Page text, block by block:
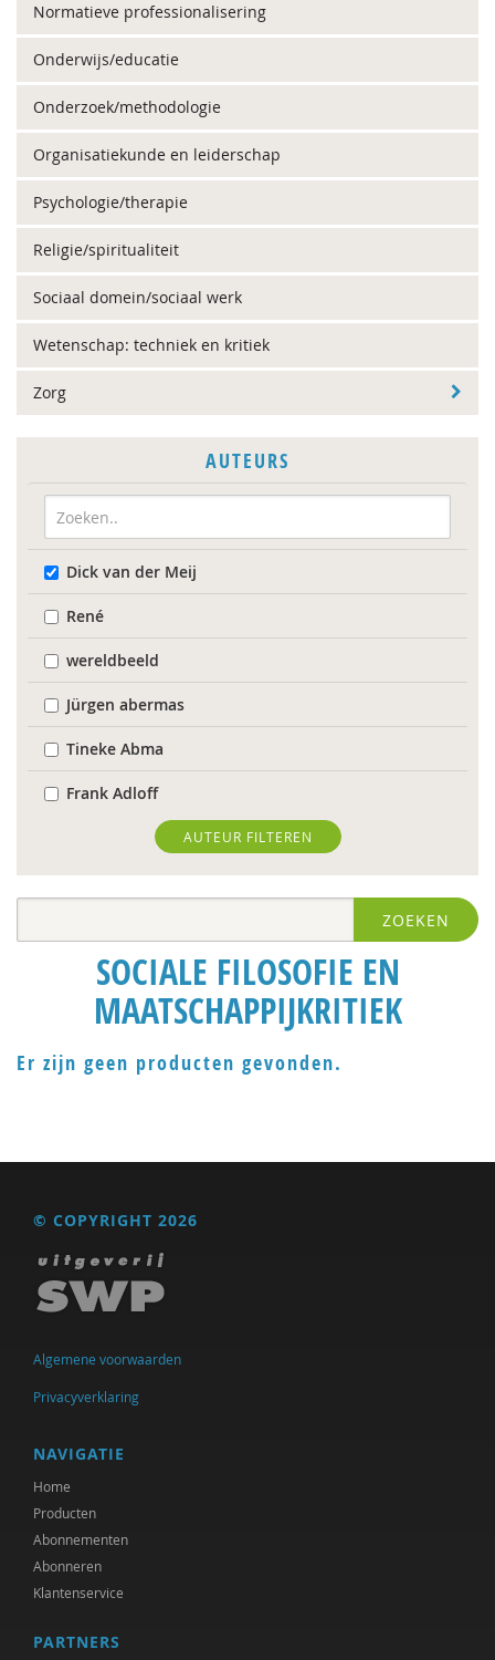
Normatieve professionalisering
Onderwijs/educatie
Onderzoek/methodologie
Organisatiekunde en leiderschap
Psychologie/therapie
Religie/spiritualiteit
Sociaal domein/sociaal werk
Wetenschap: techniek en kritiek
Zorg
AUTEURS
Dick van der Meij
René
wereldbeeld
Jürgen abermas
Tineke Abma
Frank Adloff
Jyotsna Agnihotri Gupta
Hans Alma
Koen Arts
Jan Baars
Markus Balkenhol
Remko Berkhout
Tannelie Blom
Laurine Blonk
Karianne den Boer
Antoinette Bolscher
Erik Borgman
Michiel Bos
AUTEUR FILTEREN
ZOEKEN
SOCIALE FILOSOFIE EN
MAATSCHAPPIJKRITIEK
Er zijn geen producten gevonden.
© COPYRIGHT 2026
Algemene voorwaarden
Privacyverklaring
NAVIGATIE
Home
Producten
Abonnementen
Abonneren
Klantenservice
PARTNERS